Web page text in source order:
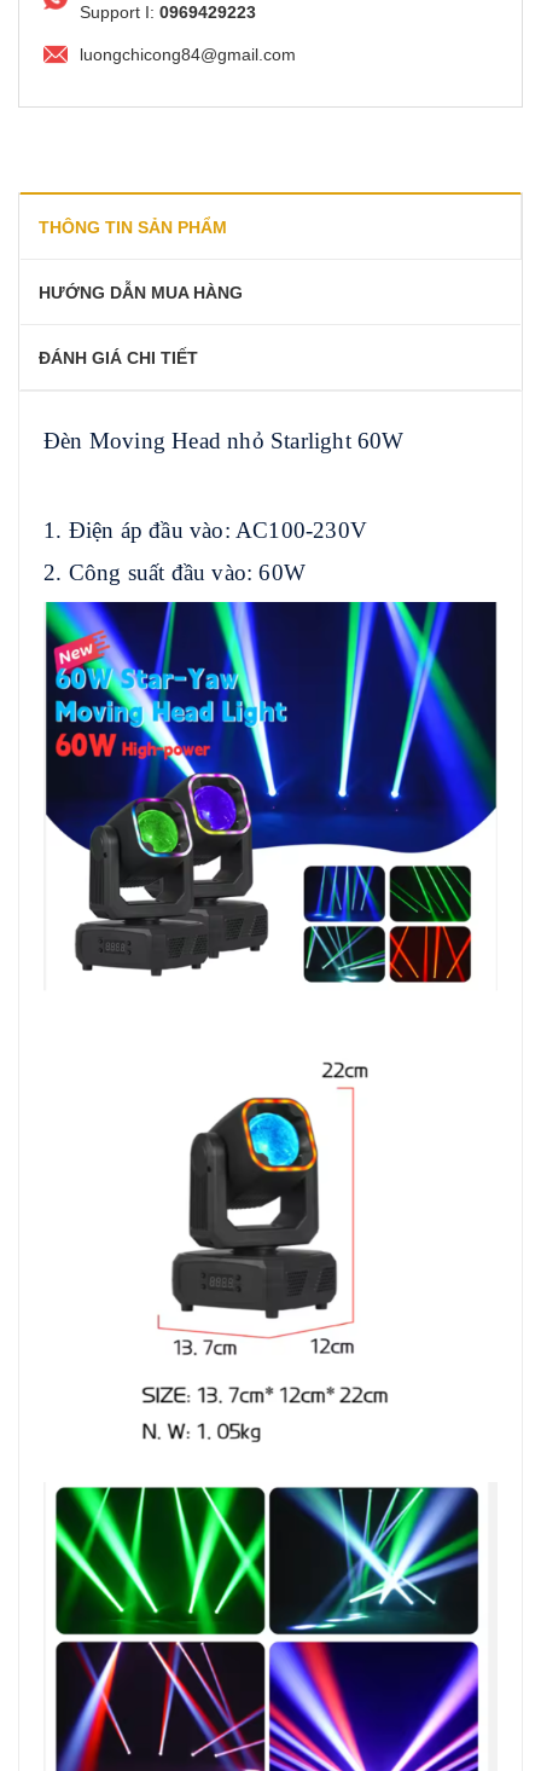
Support I: 0969429223
luongchicong84@gmail.com
THÔNG TIN SẢN PHẨM
HƯỚNG DẪN MUA HÀNG
ĐÁNH GIÁ CHI TIẾT
Đèn Moving Head nhỏ Starlight 60W
1. Điện áp đầu vào: AC100-230V
2. Công suất đầu vào: 60W